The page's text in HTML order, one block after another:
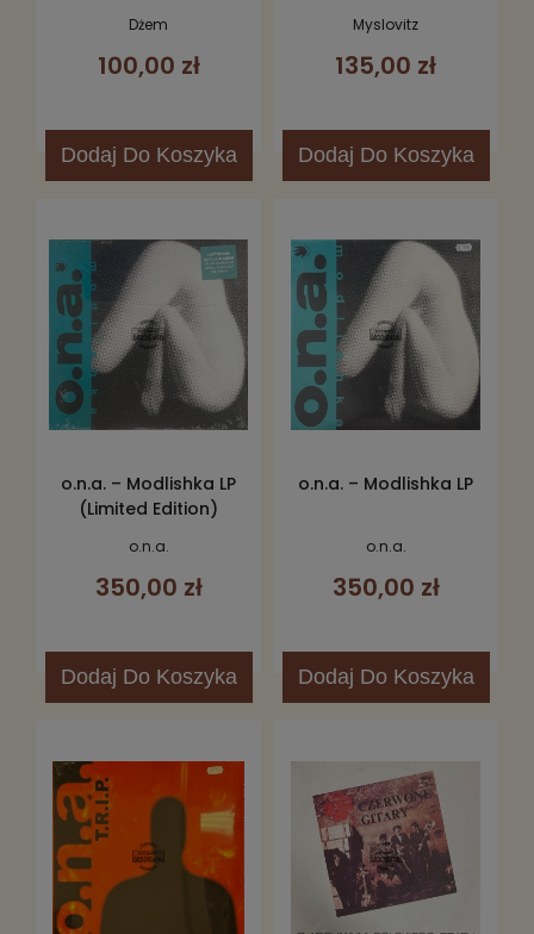
Dżem
100,00 zł
Dodaj Do Koszyka
Myslovitz
135,00 zł
Dodaj Do Koszyka
o.n.a. – Modlishka LP
(Limited Edition)
o.n.a.
350,00 zł
Dodaj Do Koszyka
o.n.a. – Modlishka LP
o.n.a.
350,00 zł
Dodaj Do Koszyka